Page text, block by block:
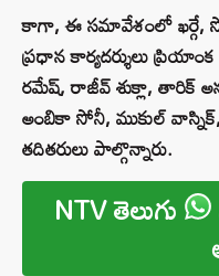
కాగా, ఈ సమావేశంలో ఖర్గే,
ప్రధాన కార్యదర్శులు
రమేష్, రాజీవ్ శుక్లా, తారిక్
అంబికా సోనీ, ముకుల్
తదితరులు పాల్గొన్నారు.
NTV తెలుగు